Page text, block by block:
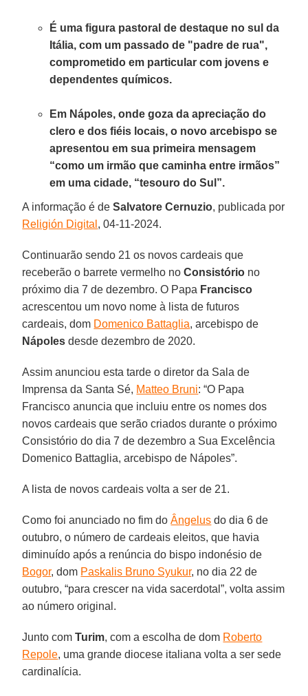
É uma figura pastoral de destaque no sul da
Itália, com um passado de "padre de rua",
comprometido em particular com jovens e
dependentes químicos.
Em Nápoles, onde goza da apreciação do
clero e dos fiéis locais, o novo arcebispo se
apresentou em sua primeira mensagem
“como um irmão que caminha entre irmãos”
em uma cidade, “tesouro do Sul”.
A informação é deSalvatore Cernuzio, publicada por
Religión Digital , 04-11-2024.
Continuarão sendo 21 os novos cardeais que
receberão o barrete vermelho noConsistório no
próximo dia 7 de dezembro. O Papa Francisco
acrescentou um novo nome à lista de futuros
cardeais, dom Domenico Battaglia, arcebispo de
Nápoles desde dezembro de 2020.
Assim anunciou esta tarde o diretor da Sala de
Imprensa da Santa Sé, Matteo Bruni: “O Papa
Francisco anuncia que incluiu entre os nomes dos
novos cardeais que serão criados durante o próximo
Consistório do dia 7 de dezembro a Sua Excelência
Domenico Battaglia, arcebispo de Nápoles”.
A lista de novos cardeais volta a ser de 21.
Como foi anunciado no fim doÂngelus do dia 6 de
outubro, o número de cardeais eleitos, que havia
diminuído após a renúncia do bispo indonésio de
Bogor, dom Paskalis Bruno Syukur, no dia 22 de
outubro, “para crescer na vida sacerdotal”, volta assim
ao número original.
Junto comTurim, com a escolha de dom Roberto
Repole, uma grande diocese italiana volta a ser sede
cardinalícia.